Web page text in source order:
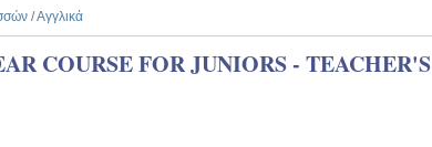
/Αγγλικά
COURSE FOR JUNIORS - TEACHER'S